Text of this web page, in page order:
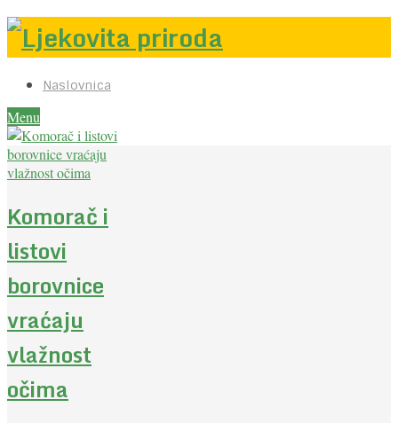
Naslovnica
Menu
Komorač i
listovi
borovnice
vraćaju
vlažnost
očima